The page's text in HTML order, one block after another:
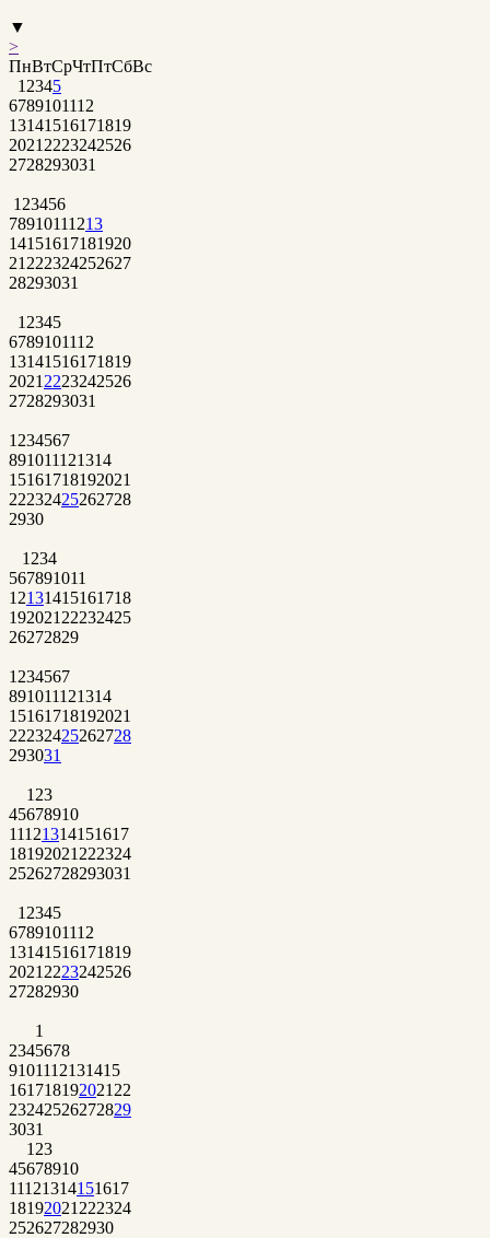
▼
>
ПнВтСрЧтПтСбВс
1 2345
6789101112
13141516171819
2021 2223242526
2728293031
1 23456
78910111213
14151617181920
21 222324252627
28293031
1 2345
6789101112
13141516171819
2021 2223242526
2728293031
1 234567
891011121314
15161718192021
22232425262728
2930
1 234
567891011
12131415161718
192021 22232425
26272829
1 234567
891011121314
15161718192021
22232425262728
293031
1 23
45678910
11121314151617
18192021 222324
25262728293031
1 2345
6789101112
13141516171819
2021 2223242526
27282930
1
2345678
9101112131415
161718192021 22
23242526272829
3031
1 23
45678910
11121314151617
18192021 222324
252627282930